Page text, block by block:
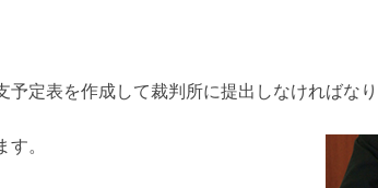
定表を作成して裁判所に提出しなければな
。